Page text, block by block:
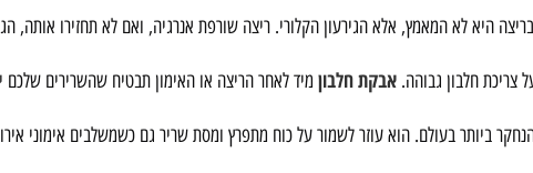
היא לא המאמץ, אלא הגירעון הקלורי. ריצה שורפת אנרגיה, ואם לא תחזירו אותה,
צריכת חלבון גבוהה. אבקת חלבון מיד לאחר הריצה או האימון תבטיח שהשרירים שלכם
ביותר בעולם. הוא עוזר לשמור על כוח מתפרץ ומסת שריר גם כשמשלבים אימוני